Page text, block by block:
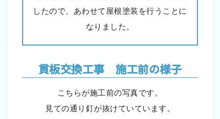
したので、あわせて屋根塗装を行うことに
なりました。
貫板交換工事 施工前の様子
こちらが施工前の写真です。
見ての通り釘が抜けていています。